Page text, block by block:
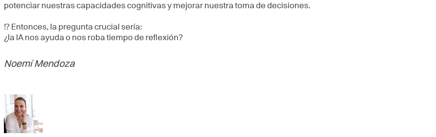
potenciar nuestras capacidades cognitivas y mejorar nuestra toma de decisiones.
⁉ Entonces, la pregunta crucial sería:
¿la IA nos ayuda o nos roba tiempo de reflexión?
Noemí Mendoza